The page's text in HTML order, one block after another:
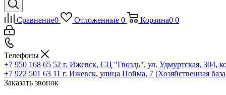
Сравнение0 Отложенные 0 Корзина0 0
Телефоны
+7 950 168 65 52 г. Ижевск, СЦ "Гвоздь", ул. Удмуртская, 304,
+7 922 501 63 11 г. Ижевск, улица Пойма, 7 (Хозяйственная
Заказать звонок